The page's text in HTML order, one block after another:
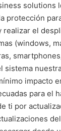
solutions
protección
realizar el
(windows,
sistema
impacto
para el
ti por